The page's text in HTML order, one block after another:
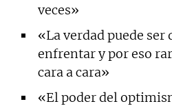
veces»
«La verdad puede ser
enfrentar y por eso
cara a cara»
«El poder del